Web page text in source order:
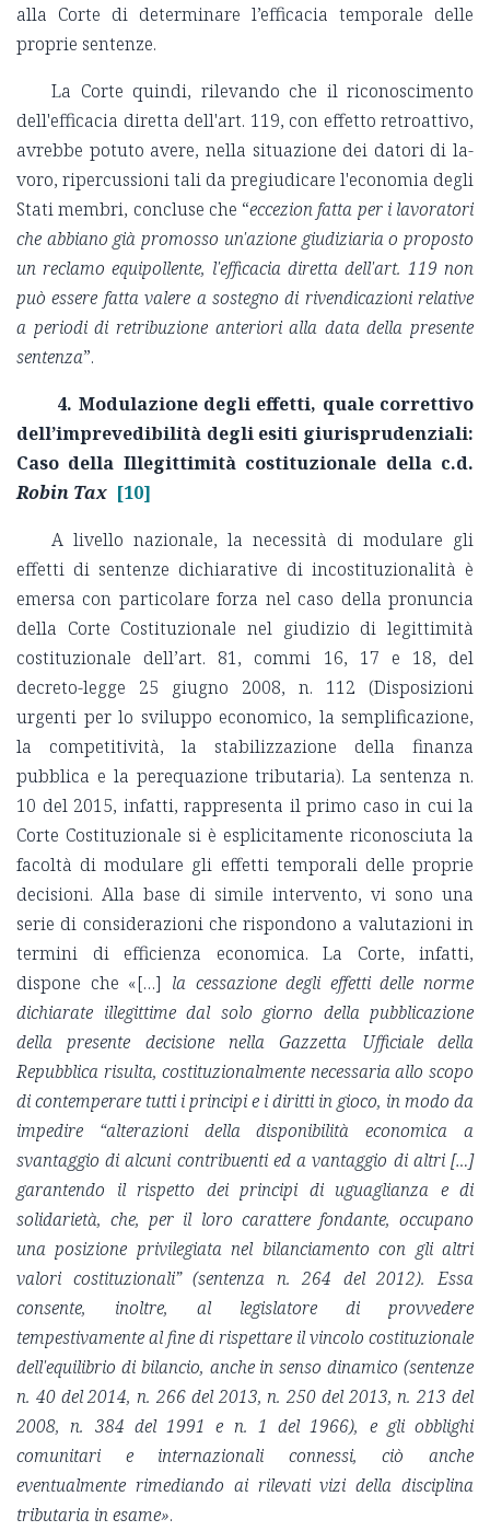
alla Corte di determinare l’efficacia temporale delle
proprie sentenze.
La Corte quindi, rilevando che il riconoscimento
dell'efficacia diretta dell'art. 119, con effetto retroattivo,
avrebbe potuto avere, nella situazione dei datori di la­
voro, ripercussioni tali da pregiudicare l'e­conomia degli
Stati membri, concluse che “eccezion fatta per i lavoratori
che abbiano già promosso un'a­zione giudiziaria o proposto
un reclamo equipollente, l'effica­cia diretta dell'art. 119 non
può essere fatta valere a sostegno di rivendicazioni relative
a periodi di retribuzione anteriori alla data della presente
sentenza”.
4. Modulazione degli effetti, quale correttivo
dell’imprevedibilità degli esiti giurisprudenziali:
Caso della Illegittimità costituzionale della c.d.
Robin Tax [10]
A livello nazionale, la necessità di modulare gli
effetti di sentenze dichiarative di incostituzionalità è
emersa con particolare forza nel caso della pronuncia
della Corte Costituzionale nel giudizio di legittimità
costituzionale dell’art. 81, commi 16, 17 e 18, del
decreto-legge 25 giugno 2008, n. 112 (Disposizioni
urgenti per lo sviluppo economico, la semplificazione,
la competitività, la stabilizzazione della finanza
pubblica e la perequazione tributaria). La sentenza n.
10 del 2015, infatti, rappresenta il primo caso in cui la
Corte Costituzionale si è esplicitamente riconosciuta la
facoltà di modulare gli effetti temporali delle proprie
decisioni. Alla base di simile intervento, vi sono una
serie di considerazioni che rispondono a valutazioni in
termini di efficienza economica. La Corte, infatti,
dispone che «[…] la cessazione degli effetti delle norme
dichiarate illegittime dal solo giorno della pubblicazione
della presente decisione nella Gazzetta Ufficiale della
Repubblica risulta, costituzionalmente necessaria allo scopo
di contemperare tutti i principi e i diritti in gioco, in modo da
impedire “alterazioni della disponibilità economica a
svantaggio di alcuni contribuenti ed a vantaggio di altri […]
garantendo il rispetto dei principi di uguaglianza e di
solidarietà, che, per il loro carattere fondante, occupano
una posizione privilegiata nel bilanciamento con gli altri
valori costituzionali” (sentenza n. 264 del 2012). Essa
consente, inoltre, al legislatore di provvedere
tempestivamente al fine di rispettare il vincolo costituzionale
dell'equilibrio di bilancio, anche in senso dinamico (sentenze
n. 40 del 2014, n. 266 del 2013, n. 250 del 2013, n. 213 del
2008, n. 384 del 1991 e n. 1 del 1966), e gli obblighi
comunitari e internazionali connessi, ciò anche
eventualmente rimediando ai rilevati vizi della disciplina
tributaria in esame».